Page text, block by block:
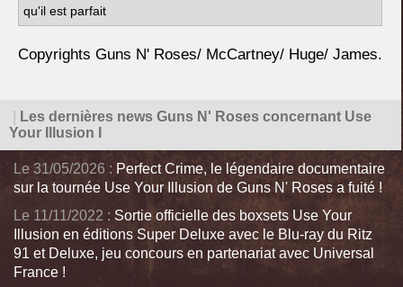
qu'il est parfait
Copyrights Guns N' Roses/ McCartney/ Huge/ James.
Les dernières news Guns N' Roses concernant Use
Your Illusion I
Le 31/05/2026 : Perfect Crime, le légendaire documentaire
sur la tournée Use Your Illusion de Guns N' Roses a fuité !
Le 11/11/2022 : Sortie officielle des boxsets Use Your
Illusion en éditions Super Deluxe avec le Blu-ray du Ritz
91 et Deluxe, jeu concours en partenariat avec Universal
France !